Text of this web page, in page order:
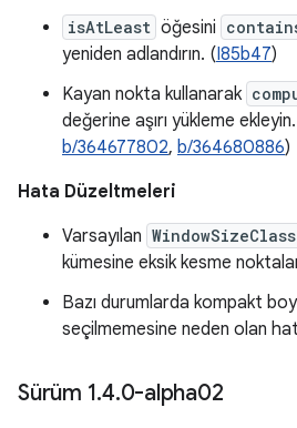
isAtLeast öğesini
yeniden adlandırın. (I85b47)
Kayan nokta kullanarak
değerine aşırı yükleme
b/364677802, b/364680886)
Hata Düzeltmeleri
Varsayılan WindowSizeClass
kümesine eksik kesme
Bazı durumlarda kompakt
seçilmemesine neden olan
Sürüm 1.4.0-alpha02